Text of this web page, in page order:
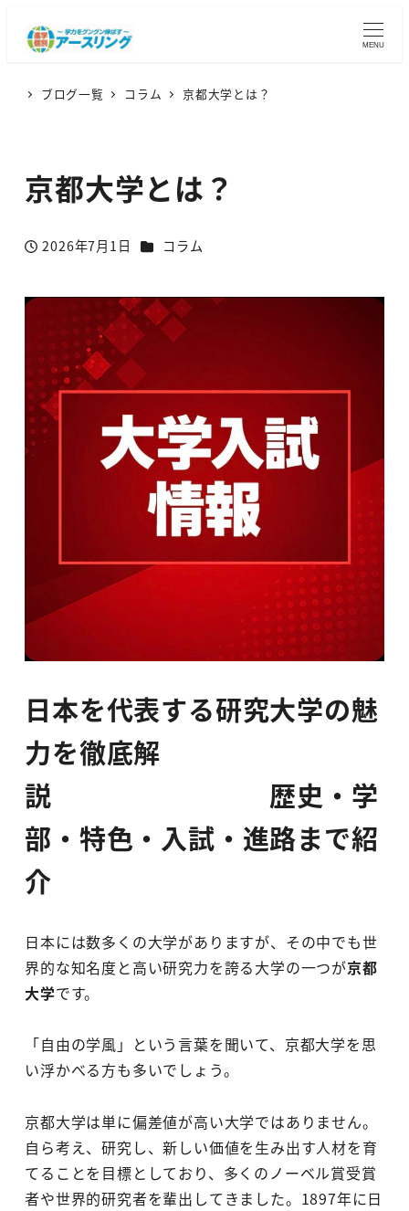
MENU
ブログ一覧 コラム 京都大学とは？
京都大学とは？
投稿日
2026年7月1日 カテゴリー
コラム
日本を代表する研究大学の魅
力を徹底解
説 歴史・学
部・特色・入試・進路まで紹
介
日本には数多くの大学がありますが、その中でも世
界的な知名度と高い研究力を誇る大学の一つが京都
大学です。
「自由の学風」という言葉を聞いて、京都大学を思
い浮かべる方も多いでしょう。
京都大学は単に偏差値が高い大学ではありません。
自ら考え、研究し、新しい価値を生み出す人材を育
てることを目標としており、多くのノーベル賞受賞
者や世界的研究者を輩出してきました。1897年に日